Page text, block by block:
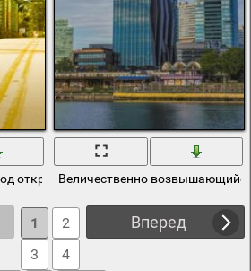
открытым небом
Величественно
Вперед
1
2
3
4